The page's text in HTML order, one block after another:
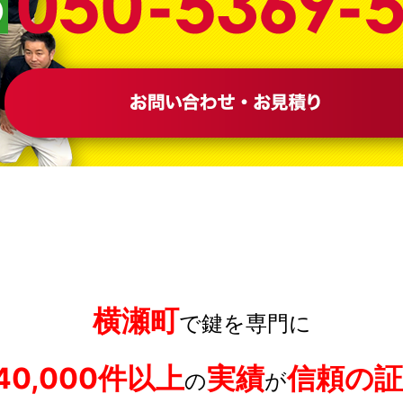
横瀬町で鍵を専門に
件以上の実績が信頼の証